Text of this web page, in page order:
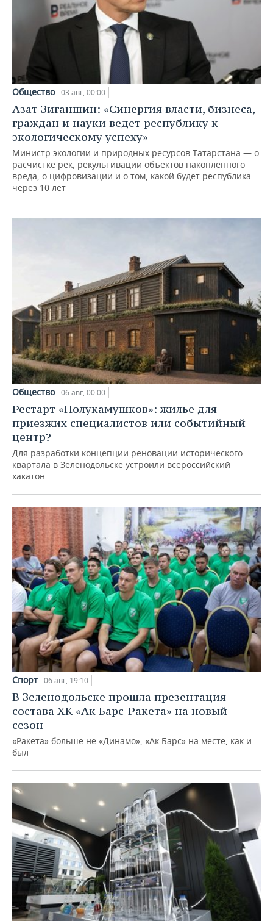
Общество 03 авг, 00:00
Азат Зиганшин: «Синергия власти, бизнеса,
граждан и науки ведет республику к
экологическому успеху»
Министр экологии и природных ресурсов Татарстана — о
расчистке рек, рекультивации объектов накопленного
вреда, о цифровизации и о том, какой будет республика
через 10 лет
Общество 06 авг, 00:00
Рестарт «Полукамушков»: жилье для
приезжих специалистов или событийный
центр?
Для разработки концепции реновации исторического
квартала в Зеленодольске устроили всероссийский
хакатон
Спорт 06 авг, 19:10
В Зеленодольске прошла презентация
состава ХК «Ак Барс-Ракета» на новый
сезон
«Ракета» больше не «Динамо», «Ак Барс» на месте, как и
был